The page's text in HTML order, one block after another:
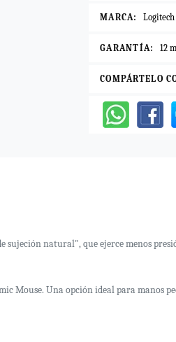
MARCA: Logitech
GARANTÍA: 12
COMPÁRTELO
natural", que ejerce menos
Mouse. Una opción ideal para manos